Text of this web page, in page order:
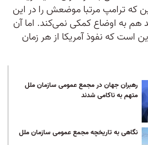
که ترامپ مرتبا موضعش را در این
به اوضاع کمکی نمی‌کند. اما آن
که نفوذ آمریکا از هر زمان
رهبران جهان در مجمع عمومی سازمان ملل
متهم به ناکامی شدند
نگاهی به تاریخچه مجمع عمومی سازمان ملل